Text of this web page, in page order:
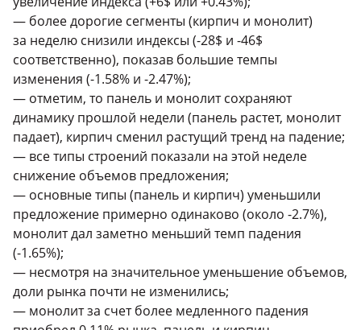
— более дорогие сегменты (кирпич и монолит)
за неделю снизили индексы (-28$ и -46$
соответственно), показав большие темпы
изменения (-1.58% и -2.47%);
— отметим, то панель и монолит сохраняют
динамику прошлой недели (панель растет, монолит
падает), кирпич сменил растущий тренд на падение;
— все типы строений показали на этой неделе
снижение объемов предложения;
— основные типы (панель и кирпич) уменьшили
предложение примерно одинаково (около -2.7%),
монолит дал заметно меньший темп падения
(-1.65%);
— несмотря на значительное уменьшение объемов,
доли рынка почти не изменились;
— монолит за счет более медленного падения